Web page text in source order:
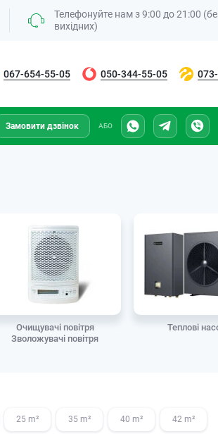
Телефонуйте нам з 9:00 до 21:00
вихідних)
067-654-55-05 050-344-55-05
Замовити дзвінок АБО
Очищувачі повітря
Зволожувачі повітря
Теплові
25 m² 35 m² 40 m² 42 m²